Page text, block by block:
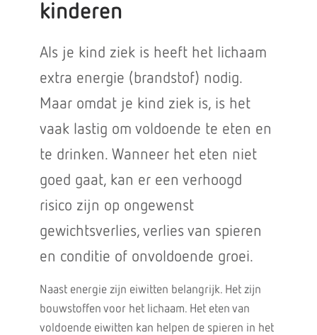
kinderen
Als je kind ziek is heeft het lichaam
extra energie (brandstof) nodig.
Maar omdat je kind ziek is, is het
vaak lastig om voldoende te eten en
te drinken. Wanneer het eten niet
goed gaat, kan er een verhoogd
risico zijn op ongewenst
gewichtsverlies, verlies van spieren
en conditie of onvoldoende groei.
Naast energie zijn eiwitten belangrijk. Het zijn
bouwstoffen voor het lichaam. Het eten van
voldoende eiwitten kan helpen de spieren in het